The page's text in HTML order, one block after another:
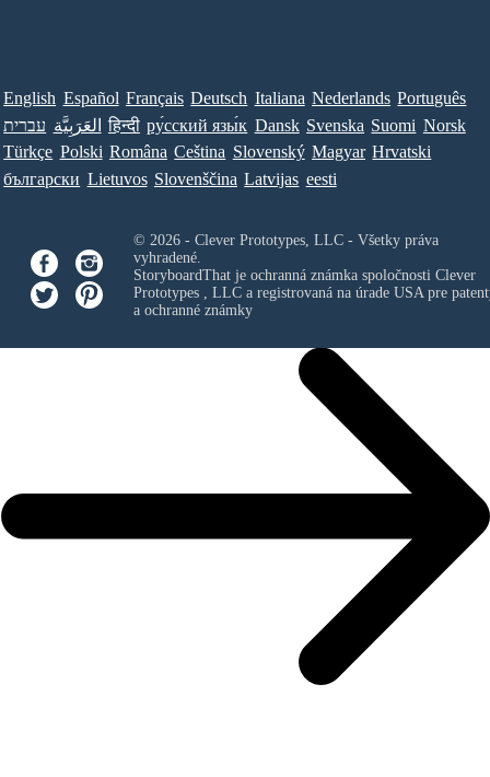
English Español Français Deutsch Italiana Nederlands Português
עברית العَرَبِيَّة हिन्दी ру́сский язы́к Dansk Svenska Suomi Norsk
Türkçe Polski Româna Ceština Slovenský Magyar Hrvatski
български Lietuvos Slovenščina Latvijas eesti
© 2026 - Clever Prototypes, LLC - Všetky práva
vyhradené.
StoryboardThat je ochranná známka spoločnosti Clever
Prototypes , LLCa registrovaná na úrade USA pre
a ochranné známky